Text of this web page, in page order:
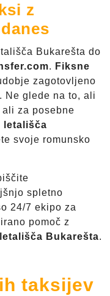
z
Bukarešta do
. Fiksne
zagotovljeno
Ne glede na to, ali
za posebne
letališča
svoje romunsko
spletno
24/7 ekipo za
pomoč z
Bukarešta.
taksijev